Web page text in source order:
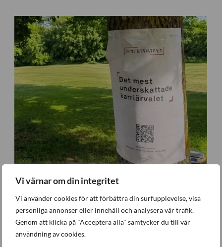
Vi värnar om din integritet
Vi använder cookies för att förbättra din surfupplevelse, visa
personliga annonser eller innehåll och analysera vår trafik.
Genom att klicka på "Acceptera alla" samtycker du till vår
användning av cookies.
Industriativet tog första steget i Almedalen
Företagande,Nyheter Måndag 29 Juni 2026